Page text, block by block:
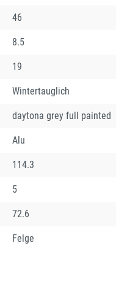
46
8.5
19
Wintertauglich
daytona grey full painted
Alu
114.3
5
72.6
Felge